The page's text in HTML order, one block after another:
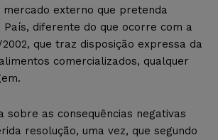
externo que pretenda
diferente do que ocorre com a
que traz disposição expressa da
comercializados, qualquer
sobre as consequências negativas
resolução, uma vez, que segundo